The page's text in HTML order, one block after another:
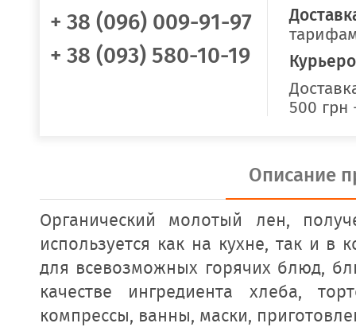
+ 38 (096) 009-91-97
+ 38 (093) 580-10-19
500
Описание
Органический молотый лен,
используется как на кухне, так и в
для всевозможных горячих блюд,
качестве ингредиента хлеба,
компрессы, ванны, маски,